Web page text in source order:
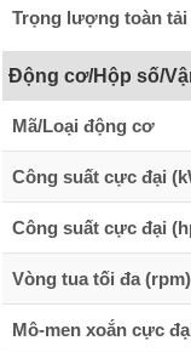
Trọng lượng toàn tải
Động cơ/Hộp số/
Mã/Loại động cơ
Công suất cực đại
Công suất cực đại
Vòng tua tối đa (rpm)
Mô-men xoắn cực